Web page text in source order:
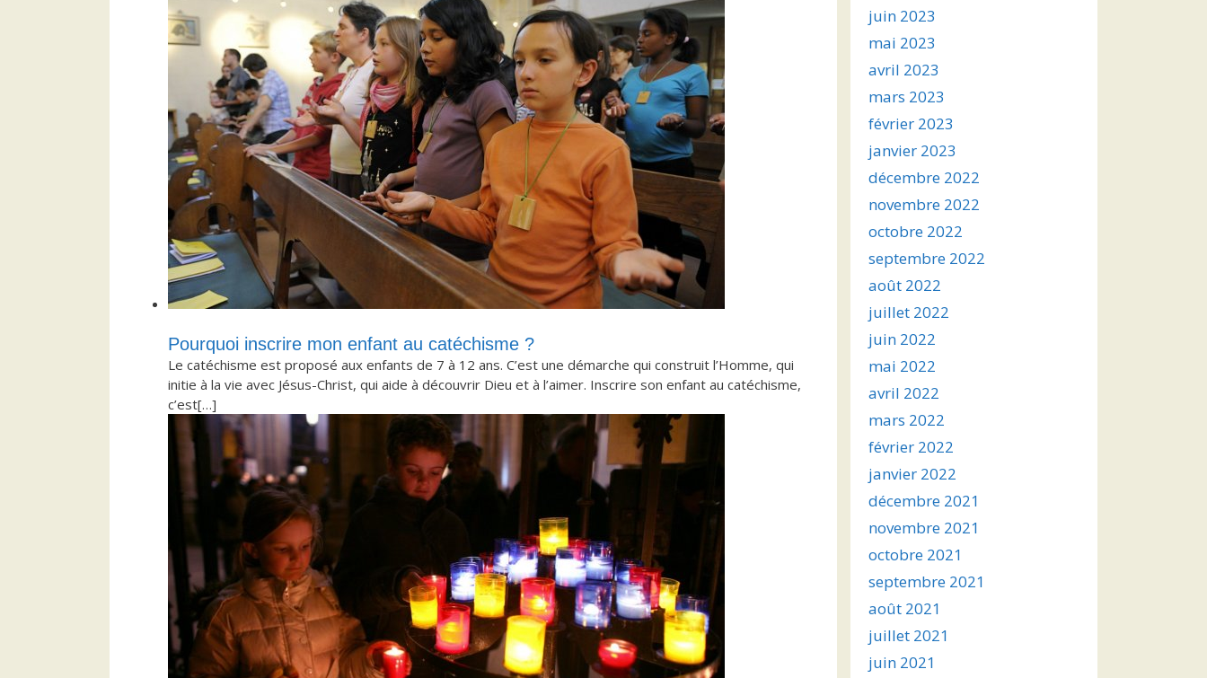
Pourquoi inscrire mon enfant au catéchisme ?
Le catéchisme est proposé aux enfants de 7 à 12 ans. C’est une démarche qui construit l’Homme, qui
initie à la vie avec Jésus-Christ, qui aide à découvrir Dieu et à l’aimer. Inscrire son enfant au catéchisme,
c’est[…]
juin 2023
mai 2023
avril 2023
mars 2023
février 2023
janvier 2023
décembre 2022
novembre 2022
octobre 2022
septembre 2022
août 2022
juillet 2022
juin 2022
mai 2022
avril 2022
mars 2022
février 2022
janvier 2022
décembre 2021
novembre 2021
octobre 2021
septembre 2021
août 2021
juillet 2021
juin 2021